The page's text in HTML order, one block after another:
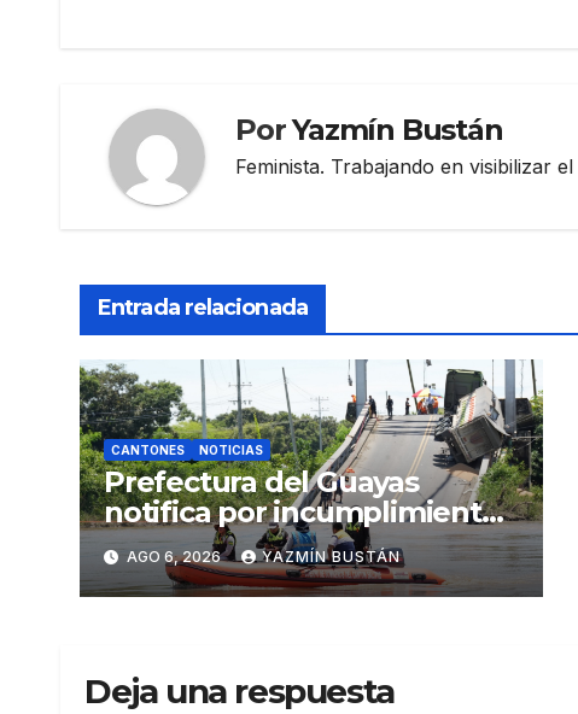
PorYazmín Bustán
Feminista. Trabajando en visibilizar
Entrada relacionada
CANTONES NOTICIAS
Prefectura del Guayas
notifica por incumplimiento
contractual a la
Concesionaria CONORTE y
exige celeridad en
Daule
AGO 6, 2026 YAZMÍN BUSTÁN
Deja una respuesta